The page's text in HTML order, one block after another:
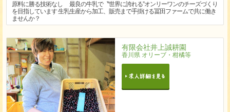
原料に勝る技術なし 最良の牛乳で〝世界に誇れる”オンリーワンのチーズづくり
を目指しています 生乳生産から加工、販売まで手掛ける冨田ファームで共に働き
ませんか？
有限会社井上誠耕園
香川県 オリーブ・柑橘等